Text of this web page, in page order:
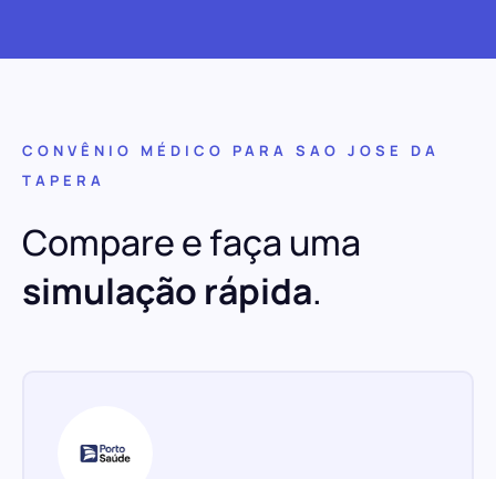
CONVÊNIO MÉDICO PARA SAO JOSE DA
TAPERA
Compare e faça uma
simulação rápida.